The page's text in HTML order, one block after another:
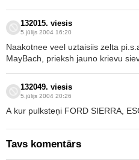
132015. viesis
5.jūlijs 2004 16:20
Naakotnee veel uztaisiis zelta
MayBach, prieksh jauno krievu
132049. viesis
5.jūlijs 2004 20:26
A kur pulksteņi FORD SIERRA,
Tavs komentārs